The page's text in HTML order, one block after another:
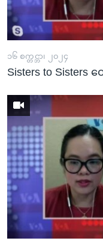
၁၆ စက္တင္ဘာ၊ ၂၀၂၄
Sisters to